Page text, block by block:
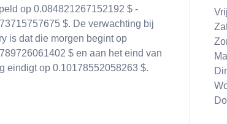
op 0.084821267152192 $ -
$. De verwachting bij
is dat die morgen begint op
$ en aan het eind van
eindigt op 0.10178552058263 $.